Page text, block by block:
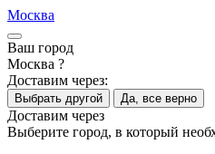
Москва
Ваш город
Москва ?
Доставим через:
Выбрать другой Да, все верно
Доставим через
Выберите город, в который